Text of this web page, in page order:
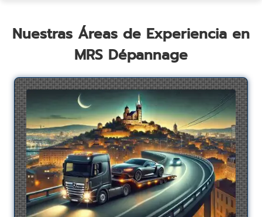
Nuestras Áreas de Experiencia en
MRS Dépannage